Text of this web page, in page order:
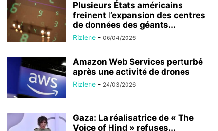
Plusieurs États américains
freinent l’expansion des centres
de données des géants...
Rizlene - 06/04/2026
Amazon Web Services perturbé
après une activité de drones
Rizlene - 24/03/2026
Gaza: La réalisatrice de « The
Voice of Hind » refuses...